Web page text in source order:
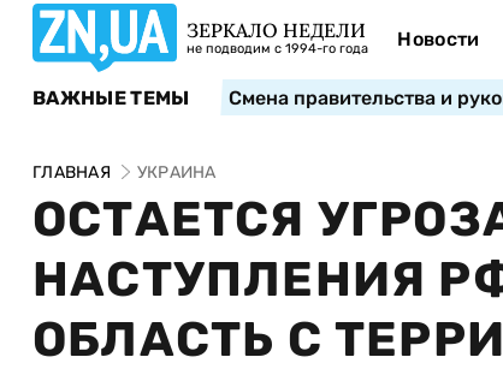
ЗЕРКАЛО НЕДЕЛИ
не подводим с 1994-го года Новости
ВАЖНЫЕ ТЕМЫ Смена правительства и
ГЛАВНАЯ УКРАИНА
ОСТАЕТСЯ
НАСТУПЛЕНИЯ
ОБЛАСТЬ С